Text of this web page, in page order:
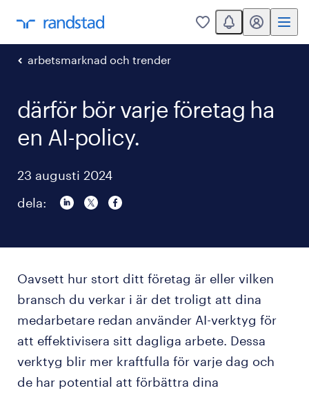
0
You have 0
mitt randstad
arbetsmarknad och trender
därför bör varje företag ha
en AI-policy.
23 augusti 2024
dela:
Oavsett hur stort ditt företag är eller vilken
bransch du verkar i är det troligt att dina
medarbetare redan använder AI-verktyg för
att effektivisera sitt dagliga arbete. Dessa
verktyg blir mer kraftfulla för varje dag och
de har potential att förbättra dina